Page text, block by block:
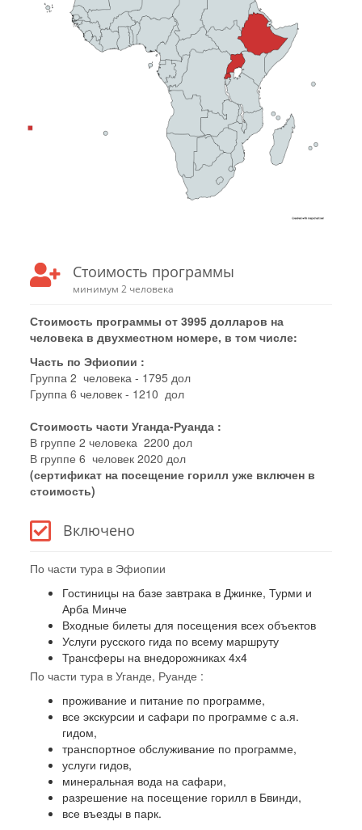
Стоимость программы
минимум 2 человека
Стоимость программы от 3995 долларов на
человека в двухместном номере, в том числе:
Часть по Эфиопии :
Группа 2 человека - 1795 дол
Группа 6 человек - 1210 дол
Стоимость части Уганда-Руанда :
В группе 2 человека 2200 дол
В группе 6 человек 2020 дол
(сертификат на посещение горилл уже включен в
стоимость)
Включено
По части тура в Эфиопии
Гостиницы на базе завтрака в Джинке, Турми и
Арба Минче
Входные билеты для посещения всех объектов
Услуги русского гида по всему маршруту
Трансферы на внедорожниках 4х4
По части тура в Уганде, Руанде :
проживание и питание по программе,
все экскурсии и сафари по программе с а.я.
гидом,
транспортное обслуживание по программе,
услуги гидов,
минеральная вода на сафари,
разрешение на посещение горилл в Бвинди,
все въезды в парк.